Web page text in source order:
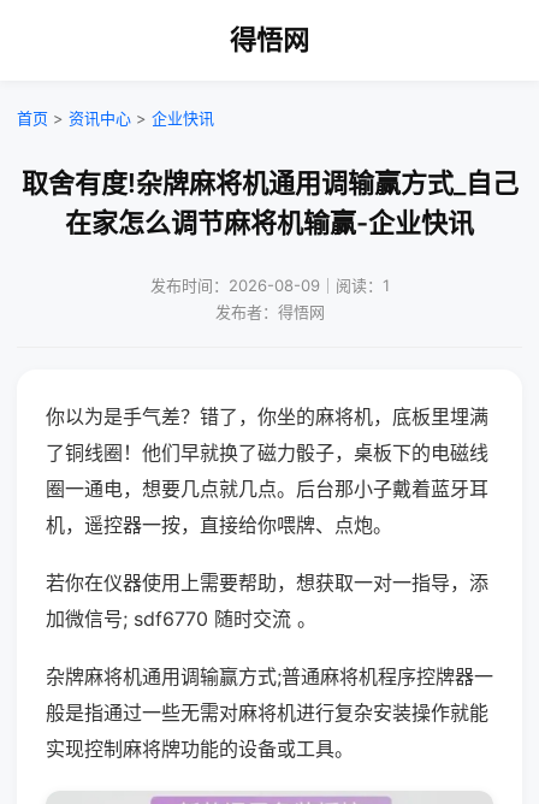
得悟网
首页 > 资讯中心 > 企业快讯
取舍有度!杂牌麻将机通用调输赢方式_自己
在家怎么调节麻将机输赢-企业快讯
发布时间：2026-08-09｜阅读：1
发布者：得悟网
你以为是手气差？错了，你坐的麻将机，底板里埋满
了铜线圈！他们早就换了磁力骰子，桌板下的电磁线
圈一通电，想要几点就几点。后台那小子戴着蓝牙耳
机，遥控器一按，直接给你喂牌、点炮。
若你在仪器使用上需要帮助，想获取一对一指导，添
加微信号; sdf6770 随时交流 。
杂牌麻将机通用调输赢方式;普通麻将机程序控牌器一
般是指通过一些无需对麻将机进行复杂安装操作就能
实现控制麻将牌功能的设备或工具。